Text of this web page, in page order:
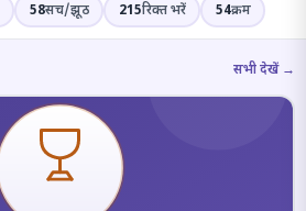
58सच/झूठ 215रिक्त भरें 54क्रम
सभी देखें →